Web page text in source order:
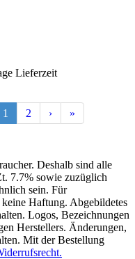
1 2 › »
Deshalb sind alle
7.7% sowie zuzüglich
sein. Für
Haftung. Abgebildetes
Logos, Bezeichnungen
Herstellers. Änderungen,
Mit der Bestellung